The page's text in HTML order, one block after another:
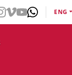
ENG